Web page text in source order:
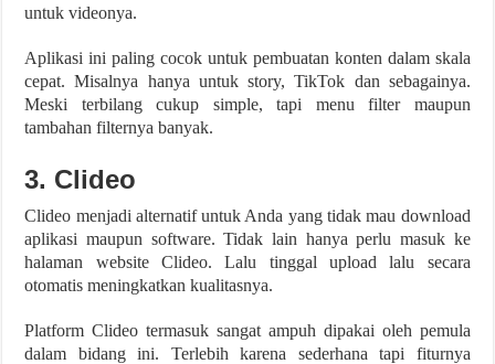
untuk videonya.
Aplikasi ini paling cocok untuk pembuatan konten dalam skala
cepat. Misalnya hanya untuk story, TikTok dan sebagainya.
Meski terbilang cukup simple, tapi menu filter maupun
tambahan filternya banyak.
3. Clideo
Clideo menjadi alternatif untuk Anda yang tidak mau download
aplikasi maupun software. Tidak lain hanya perlu masuk ke
halaman website Clideo. Lalu tinggal upload lalu secara
otomatis meningkatkan kualitasnya.
Platform Clideo termasuk sangat ampuh dipakai oleh pemula
dalam bidang ini. Terlebih karena sederhana tapi fiturnya